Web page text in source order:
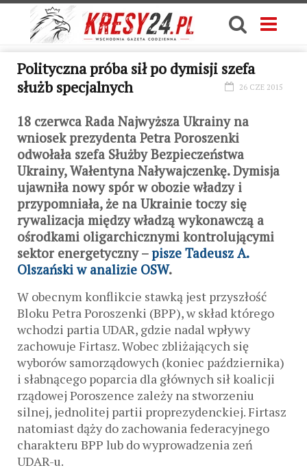
Polityczna próba sił po dymisji szefa
służb specjalnych
26 CZE 2015
18 czerwca Rada Najwyższa Ukrainy na
wniosek prezydenta Petra Poroszenki
odwołała szefa Służby Bezpieczeństwa
Ukrainy, Wałentyna Naływajczenkę. Dymisja
ujawniła nowy spór w obozie władzy i
przypomniała, że na Ukrainie toczy się
rywalizacja między władzą wykonawczą a
ośrodkami oligarchicznymi kontrolującymi
sektor energetyczny –pisze Tadeusz A.
Olszański w analizie OSW.
W obecnym konflikcie stawką jest przyszłość
Bloku Petra Poroszenki (BPP), w skład którego
wchodzi partia UDAR, gdzie nadal wpływy
zachowuje Firtasz. Wobec zbliżających się
wyborów samorządowych (koniec października)
i słabnącego poparcia dla głównych sił koalicji
rządowej Poroszence zależy na stworzeniu
silnej, jednolitej partii proprezydenckiej. Firtasz
natomiast dąży do zachowania federacyjnego
charakteru BPP lub do wyprowadzenia zeń
UDAR-u.